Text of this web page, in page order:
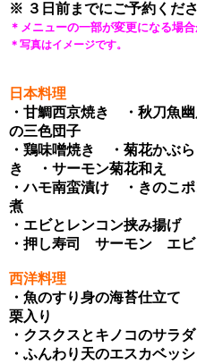
※ ３日前までにご予約くださ
＊メニューの一部が変更になる場合
＊写真はイメージです。
日本料理
・甘鯛西京焼き ・秋刀魚
の三色団子
・鶏味噌焼き ・菊花かぶ
き ・サーモン菊花和え
・ハモ南蛮漬け ・きのこ
煮
・エビとレンコン挟み揚げ
・押し寿司 サーモン エビ
西洋料理
・魚のすり身の海苔仕立
栗入り
・クスクスとキノコのサラ
・ふんわり天のエスカベッ